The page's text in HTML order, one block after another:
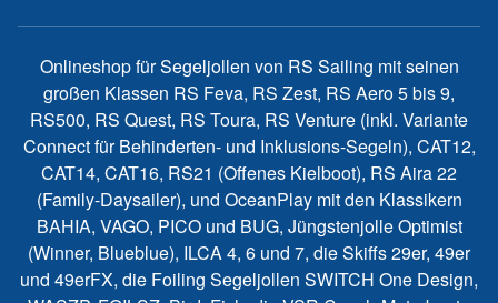
Onlineshop für Segeljollen von RS Sailing mit seinen
großen Klassen RS Feva, RS Zest, RS Aero 5 bis 9,
RS500, RS Quest, RS Toura, RS Venture (inkl. Variante
Connect für Behinderten- und Inklusions-Segeln), CAT12,
CAT14, CAT16, RS21 (Offenes Kielboot), RS Aira 22
(Family-Daysailer), und OceanPlay mit den Klassikern
BAHIA, VAGO, PICO und BUG, Jüngstenjolle Optimist
(Winner, Blueblue), ILCA 4, 6 und 7, die Skiffs 29er, 49er
und 49erFX, die Foiling Segeljollen SWITCH One Design,